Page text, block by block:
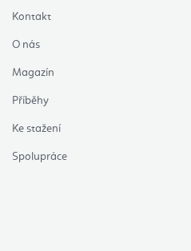
Kontakt
O nás
Magazín
Příběhy
Ke stažení
Spolupráce